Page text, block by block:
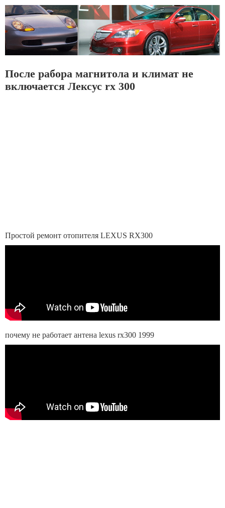
После рабора магнитола и климат не
включается Лексус rx 300
Простой ремонт отопителя LEXUS RX300
почему не работает антена lexus rx300 1999